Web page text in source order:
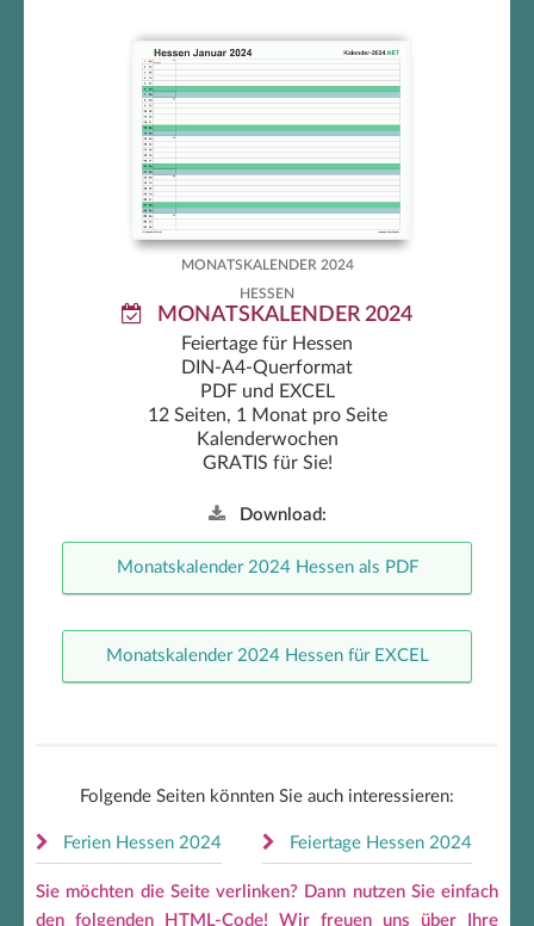
MONATSKALENDER 2024
HESSEN
MONATSKALENDER 2024
Feiertage für Hessen
DIN-A4-Querformat
PDF und EXCEL
12 Seiten, 1 Monat pro Seite
Kalenderwochen
GRATIS für Sie!
Download:
Monatskalender 2024 Hessen als PDF
Monatskalender 2024 Hessen für EXCEL
Folgende Seiten könnten Sie auch interessieren:
Ferien Hessen 2024 Feiertage Hessen 2024
Sie möchten die Seite verlinken? Dann nutzen Sie einfach
den folgenden HTML-Code! Wir freuen uns über Ihre